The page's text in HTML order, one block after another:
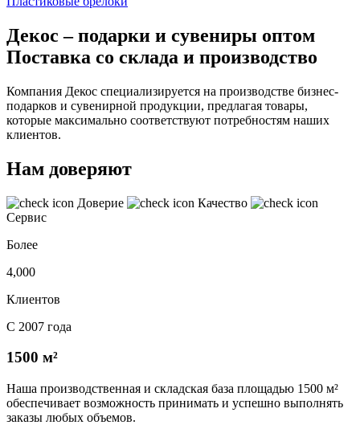
Декос – подарки и сувениры оптом
Поставка со склада и производство
Компания Декос специализируется на производстве бизнес-
подарков и сувенирной продукции, предлагая товары,
которые максимально соответствуют потребностям наших
клиентов.
Нам доверяют
Доверие
Качество
Сервис
Более
4,000
Клиентов
С 2007 года
1500 м²
Наша производственная и складская база площадью 1500 м²
обеспечивает возможность принимать и успешно выполнять
заказы любых объемов.